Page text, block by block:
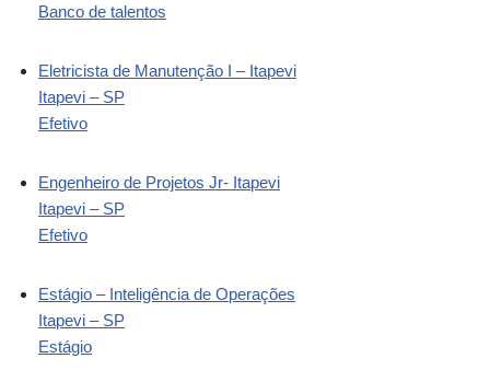
Banco de talentos
Eletricista de Manutenção I – Itapevi
Itapevi – SP
Efetivo
Engenheiro de Projetos Jr- Itapevi
Itapevi – SP
Efetivo
Estágio – Inteligência de Operações
Itapevi – SP
Estágio